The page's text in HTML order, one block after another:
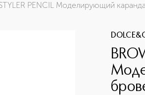
PENCIL Моделирующий